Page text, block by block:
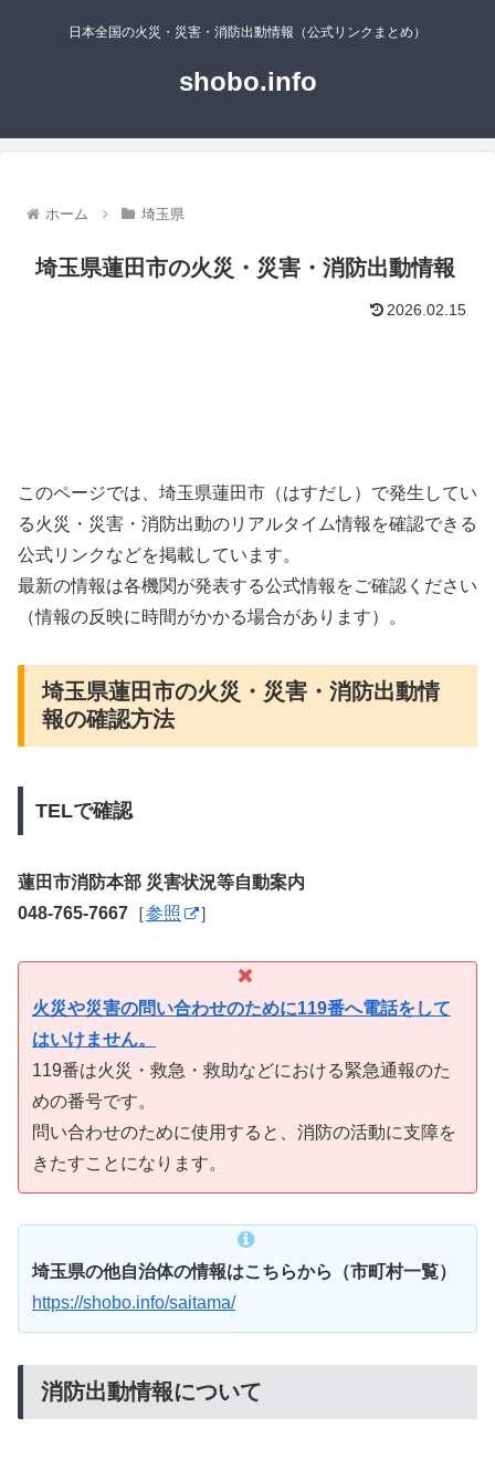
日本全国の火災・災害・消防出動情報（公式リンクまとめ）
shobo.info
ホーム 埼玉県
埼玉県蓮田市の火災・災害・消防出動情報
2026.02.15
このページでは、埼玉県蓮田市（はすだし）で発生してい
る火災・災害・消防出動のリアルタイム情報を確認できる
公式リンクなどを掲載しています。
最新の情報は各機関が発表する公式情報をご確認ください
（情報の反映に時間がかかる場合があります）。
埼玉県蓮田市の火災・災害・消防出動情
報の確認方法
TELで確認
蓮田市消防本部 災害状況等自動案内
048-765-7667 ［参照 ］
火災や災害の問い合わせのために119番へ電話をして
はいけません。
119番は火災・救急・救助などにおける緊急通報のた
めの番号です。
問い合わせのために使用すると、消防の活動に支障を
きたすことになります。
埼玉県の他自治体の情報はこちらから（市町村一覧）
https://shobo.info/saitama/
消防出動情報について